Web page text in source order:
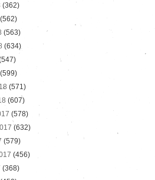
(362)
(562)
(563)
(634)
(599)
(571)
(607)
(578)
(632)
(579)
(456)
(368)